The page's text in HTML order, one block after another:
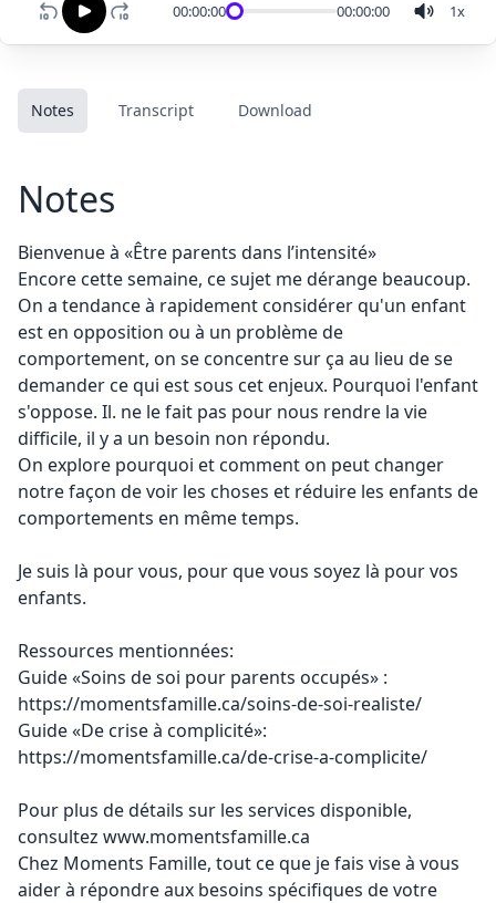
00:00:00 00:00:00 1x
Notes Transcript Download
Notes
Bienvenue à «Être parents dans l’intensité»
Encore cette semaine, ce sujet me dérange beaucoup.
On a tendance à rapidement considérer qu'un enfant
est en opposition ou à un problème de
comportement, on se concentre sur ça au lieu de se
demander ce qui est sous cet enjeux. Pourquoi l'enfant
s'oppose. Il. ne le fait pas pour nous rendre la vie
difficile, il y a un besoin non répondu.
On explore pourquoi et comment on peut changer
notre façon de voir les choses et réduire les enfants de
comportements en même temps.
Je suis là pour vous, pour que vous soyez là pour vos
enfants.
Ressources mentionnées:
Guide «Soins de soi pour parents occupés» :
https://momentsfamille.ca/soins-de-soi-realiste/
Guide «De crise à complicité»:
https://momentsfamille.ca/de-crise-a-complicite/
Pour plus de détails sur les services disponible,
consultez www.momentsfamille.ca
Chez Moments Famille, tout ce que je fais vise à vous
aider à répondre aux besoins spécifiques de votre